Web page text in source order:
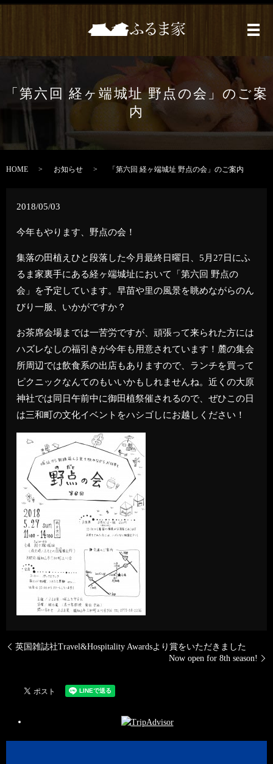
メ
「第六回 経ヶ端城址 野点の会」のご案
内
HOME お知らせ 「第六回 経ヶ端城址 野点の会」のご案内
2018/05/03
今年もやります、野点の会！
集落の田植えひと段落した今月最終日曜日、5月27日にふ
るま家裏手にある経ヶ端城址において「第六回 野点の
会」を予定しています。早苗や里の風景を眺めながらのん
びり一服、いかがですか？
お茶席会場までは一苦労ですが、頑張って来られた方には
ハズレなしの福引きが今年も用意されています！麓の集会
所周辺では飲食系の出店もありますので、ランチを買って
ピクニックなんてのもいいかもしれませんね。近くの大原
神社では同日午前中に御田植祭催されるので、ぜひこの日
は三和町の文化イベントをハシゴしにお越しください！
英国雑誌社Travel&Hospitality Awardsより賞をいただきました
Now open for 8th season!